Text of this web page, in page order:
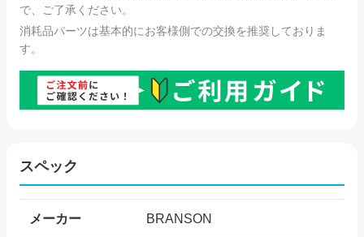
で、ご了承ください。
消耗品パーツは基本的にお客様側での交換を推奨しておりま
す。
スペック
メーカー BRANSON